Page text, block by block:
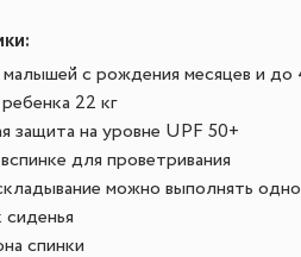
малышей с рождения месяцев и до
22 кг
защита на уровне UPF 50+
для проветривания
можно выполнять
сиденья
спинки